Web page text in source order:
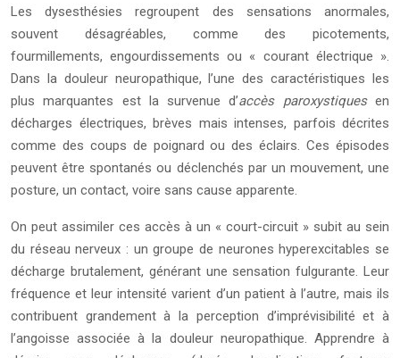
Les dysesthésies regroupent des sensations anormales,
souvent désagréables, comme des picotements,
fourmillements, engourdissements ou « courant électrique ».
Dans la douleur neuropathique, l’une des caractéristiques les
plus marquantes est la survenue d’accès paroxystiquesen
décharges électriques, brèves mais intenses, parfois décrites
comme des coups de poignard ou des éclairs. Ces épisodes
peuvent être spontanés ou déclenchés par un mouvement, une
posture, un contact, voire sans cause apparente.
On peut assimiler ces accès à un « court-circuit » subit au sein
du réseau nerveux : un groupe de neurones hyperexcitables se
décharge brutalement, générant une sensation fulgurante. Leur
fréquence et leur intensité varient d’un patient à l’autre, mais ils
contribuent grandement à la perception d’imprévisibilité et à
l’angoisse associée à la douleur neuropathique. Apprendre à